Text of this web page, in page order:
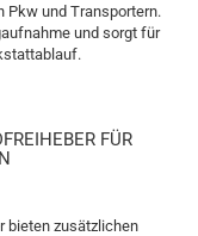
Pkw und Transportern.
und sorgt für
FÜR
bieten zusätzlichen